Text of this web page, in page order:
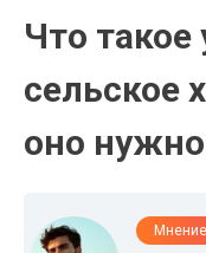
Что такое
сельское
оно нужно